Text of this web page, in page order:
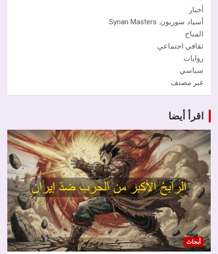
أخبار
أسياد سوريون. Syrian Masters
المناخ
ثقافي اجتماعي
روايات
سياسي
غير مصنف
اقرأ أيضا
أبحاث